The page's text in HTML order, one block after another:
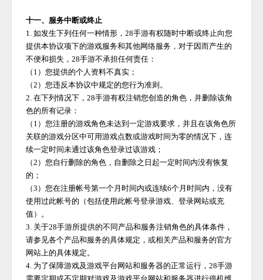
十一、服务中断或终止
1. 如发生下列任何一种情形，28手游有权随时中断或终止向您
提供本协议项下的游戏服务和其他网络服务，对于因而产生的
不便和损失，28手游不承担任何责任：
（ 1）您提供的个人资料不真实；
（2）您违反本协议中规定的您行为准则。
2. 在下列情况下，28手游有权注销您创造的角色，并删除该角
色的所有记录：
（ 1）您注册的游戏角色未达到一定游戏要求，并且在该角色所
关联的游戏分区中可用游戏点数或游戏时间为零的情况下，连
续一定时间未通过该角色登录过该游戏；
（2）您自行删除的角色，自删除之日起一定时间内没有恢复
的；
（3）您在注册帐号第一个月时间内或连续6个月时间内，没有
使用过此帐号的（包括使用此帐号登录游戏、登录网站或充
值）。
3. 关于28手游所提供的不同产品和服务注销角色的具体条件，
请参见各个产品和服务的具体规定，或相关产品和服务的官方
网站上的具体规定。
4. 为了保障游戏及游戏平台网站和服务器的正常运行，28手游